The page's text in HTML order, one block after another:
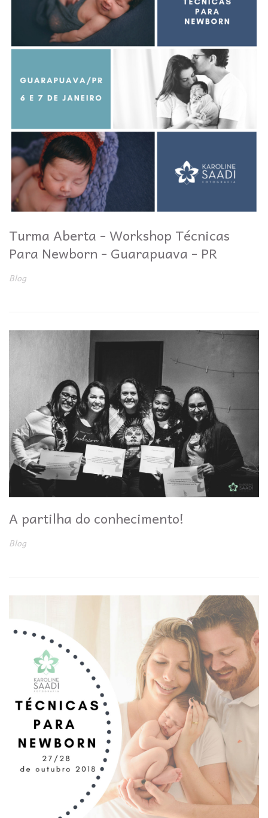
Turma Aberta - Workshop Técnicas
Para Newborn - Guarapuava - PR
Blog
A partilha do conhecimento!
Blog